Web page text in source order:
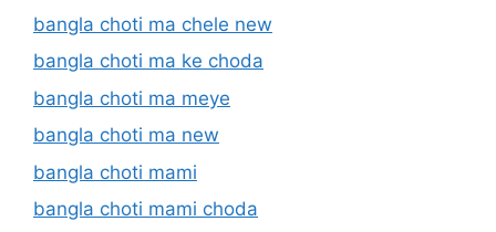
bangla choti ma chele new
bangla choti ma ke choda
bangla choti ma meye
bangla choti ma new
bangla choti mami
bangla choti mami choda